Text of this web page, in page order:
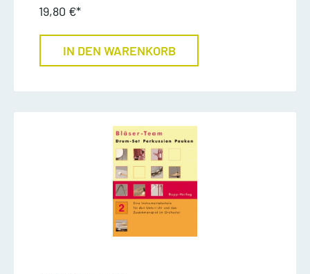
19,80 €*
IN DEN WARENKORB